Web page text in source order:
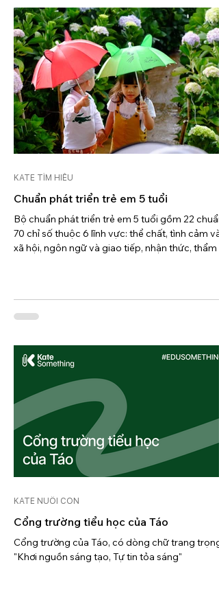
Chuẩn phát triển trẻ em 5 tuổi
Bộ chuẩn phát triển trẻ em 5 tuổi gồm 22 chuẩn,
70 chỉ số thuộc 6 lĩnh vực: thể chất, tình cảm và
xã hội, ngôn ngữ và giao tiếp, nhận thức, thẩm
KATE TÌM HIỂU
Cổng trường tiểu học của Táo
Cổng trường của Táo, có dòng chữ trang trọng
"Khơi nguồn sáng tạo, Tự tin tỏa sáng"
KATE NUÔI CON